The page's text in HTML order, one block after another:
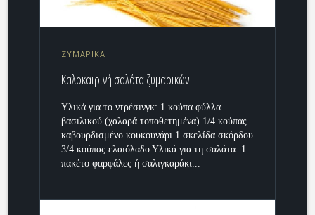
ΖΥΜΑΡΙΚΑ
Καλοκαιρινή σαλάτα ζυμαρικών
Υλικά για το ντρέσινγκ: 1 κούπα φύλλα
βασιλικού (χαλαρά τοποθετημένα) 1/4 κούπας
καβουρδισμένο κουκουνάρι 1 σκελίδα σκόρδου
3/4 κούπας ελαιόλαδο Υλικά για τη σαλάτα: 1
πακέτο φαρφάλες ή σαλιγκαράκι...